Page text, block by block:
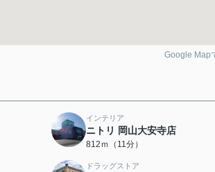
Google Map
インテリア
ニトリ 岡山大安寺店
812ｍ（11分）
ドラッグストア